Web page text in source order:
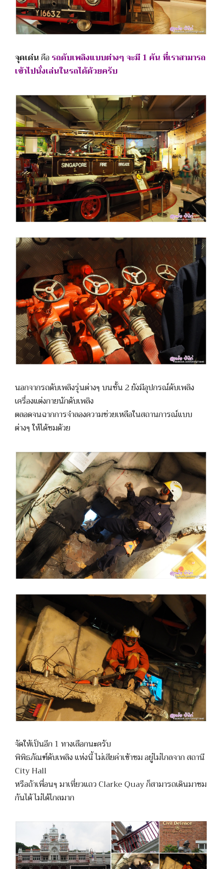
จุดเด่นคือรถดับเพลิงแบบต่างๆ จะมี 1 คัน ที่เราสามารถ
เข้าไปนั่งเล่นในรถได้ด้วยครับ
นอกจากรถดับเพลิงรุ่นต่างๆ บนชั้น 2 ยังมีอุปกรณ์ดับเพลิง
เครื่องแต่งกายนักดับเพลิง
ตลอดจนฉากการจำลองความช่วยเหลือในสถานการณ์แบบ
ต่างๆ ให้ได้ชมด้วย
จัดให้เป็นอีก 1 ทางเลือกนะครับ
พิพิธภัณฑ์ดับเพลิง แห่งนี้ ไม่เสียค่าเข้าชม อยู่ไม่ไกลจาก สถานี
City Hall
หรือถ้าเพื่อนๆ มาเที่ยวแถว Clarke Quay ก็สามารถเดินมาชม
กันได้ ไม่ได้ไกลมาก